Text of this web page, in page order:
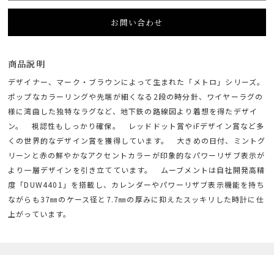
お問い合わせ
商品説明
デザイナー、マーク・ブラウンによって生まれた「メトロ」シリーズ。
ポップなカラーリングや先端が細くなる2段の時分針、ワイヤーラグの
様に湾曲した独特なラグなど、地下鉄の路線図より着想を得たデザイ
ン。 視認性もしっかり確保。 レッドドット賞やiFデザイン賞など多
くの世界的なデザイン賞を獲得しています。 大きめの日付、ミントグ
リーンと赤の鮮やかなアクセントカラーが印象的なパワーリザブ表示が
より一層デザインを引き立てています。 ムーブメントは自社開発高精
度「DUW4401」を搭載し、カレンダーやパワーリザブ表示機能を持ち
ながらも37㎜のケース径と7.7㎜の厚みに抑えたスッキリした時計に仕
上がっています。